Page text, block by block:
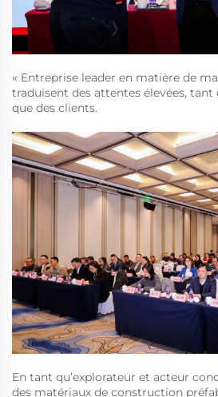
« Entreprise leader en matière de
traduisent des attentes élevées,
que des clients.
En tant qu’explorateur et acteur
des matériaux de construction